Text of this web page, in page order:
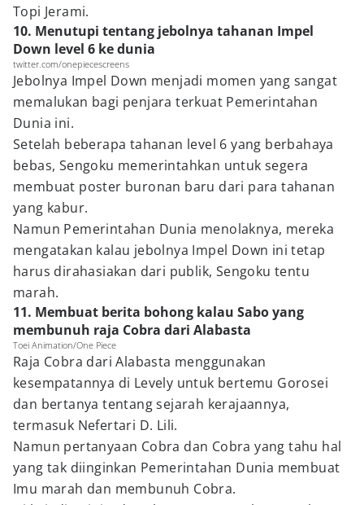
Topi Jerami.
10. Menutupi tentang jebolnya tahanan Impel
Down level 6 ke dunia
twitter.com/onepiecescreens
Jebolnya Impel Down menjadi momen yang sangat
memalukan bagi penjara terkuat Pemerintahan
Dunia ini.
Setelah beberapa tahanan level 6 yang berbahaya
bebas, Sengoku memerintahkan untuk segera
membuat poster buronan baru dari para tahanan
yang kabur.
Namun Pemerintahan Dunia menolaknya, mereka
mengatakan kalau jebolnya Impel Down ini tetap
harus dirahasiakan dari publik, Sengoku tentu
marah.
11. Membuat berita bohong kalau Sabo yang
membunuh raja Cobra dari Alabasta
Toei Animation/One Piece
Raja Cobra dari Alabasta menggunakan
kesempatannya di Levely untuk bertemu Gorosei
dan bertanya tentang sejarah kerajaannya,
termasuk Nefertari D. Lili.
Namun pertanyaan Cobra dan Cobra yang tahu hal
yang tak diinginkan Pemerintahan Dunia membuat
Imu marah dan membunuh Cobra.